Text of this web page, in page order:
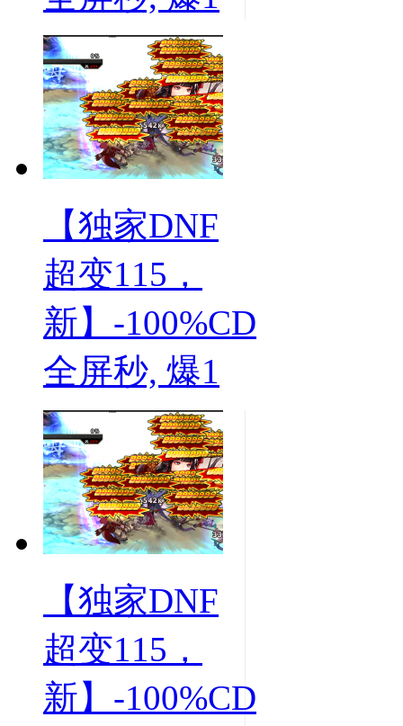
【独家DNF
超变115，
新】-100%CD
全屏秒, 爆1
【独家DNF
超变115，
新】-100%CD